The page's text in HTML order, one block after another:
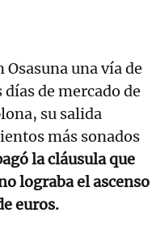
una vía de
de mercado de
su salida
más sonados
la cláusula que
lograba el ascenso
euros.